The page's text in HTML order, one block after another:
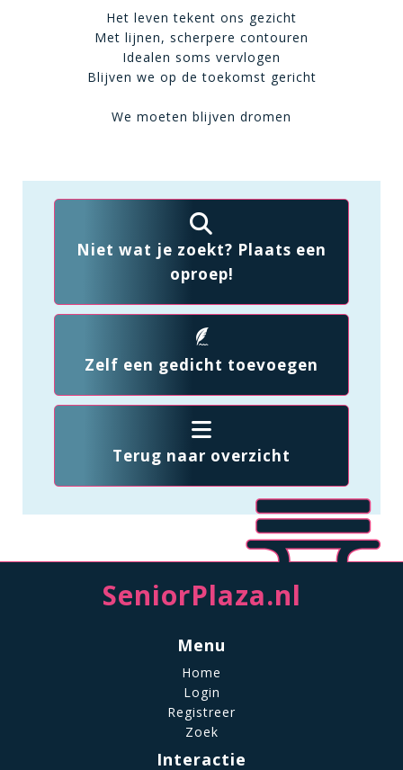
Het leven tekent ons gezicht
Met lijnen, scherpere contouren
Idealen soms vervlogen
Blijven we op de toekomst gericht
We moeten blijven dromen
Niet wat je zoekt? Plaats een
oproep!
Zelf een gedicht toevoegen
Terug naar overzicht
SeniorPlaza.nl
Menu
Home
Login
Registreer
Zoek
Interactie